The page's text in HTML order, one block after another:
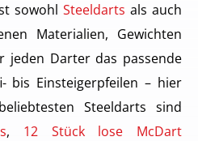
sowohl Steeldarts als auch
Materialien, Gewichten
jeden Darter das passende
bis Einsteigerpfeilen – hier
Steeldarts sind
, 12 Stück lose McDart